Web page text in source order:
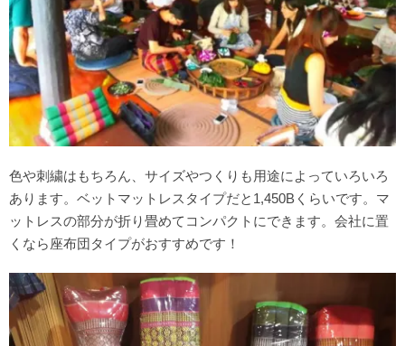
色や刺繍はもちろん、サイズやつくりも用途によっていろいろ
あります。ベットマットレスタイプだと1,450Bくらいです。マ
ットレスの部分が折り畳めてコンパクトにできます。会社に置
くなら座布団タイプがおすすめです！